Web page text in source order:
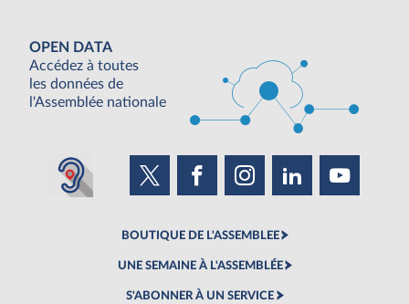
OPEN DATA
Accédez à toutes
les données de
l'Assemblée nationale
BOUTIQUE DE L'ASSEMBLEE
UNE SEMAINE À L'ASSEMBLÉE
S'ABONNER À UN SERVICE